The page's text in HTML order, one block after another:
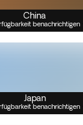
China
benachrichtigen
Japan
benachrichtigen